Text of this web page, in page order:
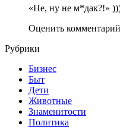
«Не, ну не м*дак?!»
Оценить
Рубрики
Бизнес
Быт
Дети
Животные
Знаменитости
Политика